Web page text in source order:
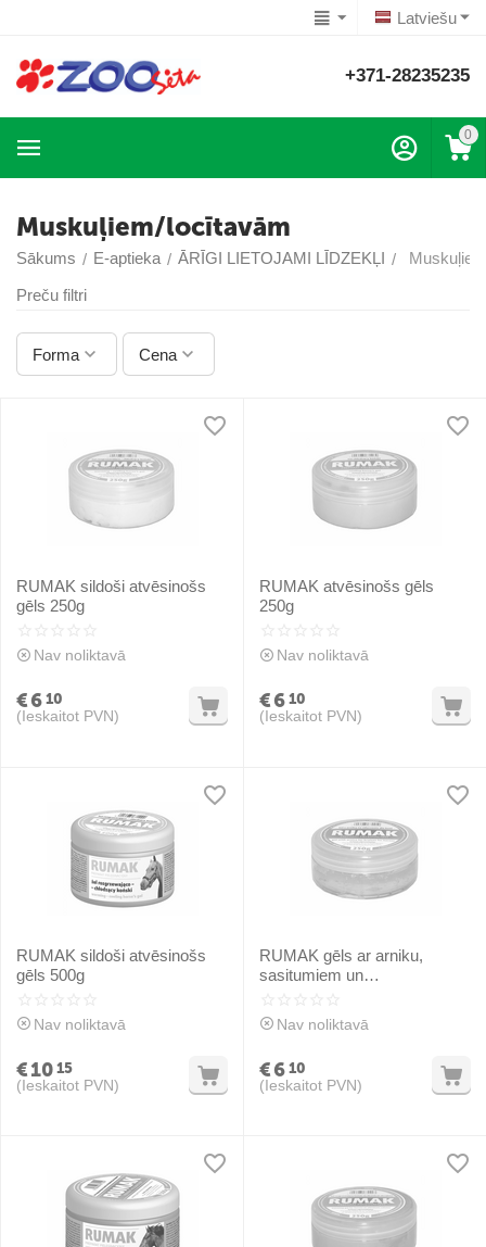
Latviešu
+371-28235235
0
Muskuļiem/locītavām
Sākums / E-aptieka / ĀRĪGI LIETOJAMI LĪDZEKĻI /
Preču filtri
Forma Cena
RUMAK sildoši atvēsinošs
gēls 250g
Nav noliktavā
€610
(Ieskaitot PVN)
RUMAK atvēsinošs gēls
250g
Nav noliktavā
€610
(Ieskaitot PVN)
RUMAK sildoši atvēsinošs
gēls 500g
Nav noliktavā
€1015
(Ieskaitot PVN)
RUMAK gēls ar arniku,
sasitumiem un
Nav noliktavā
€610
(Ieskaitot PVN)